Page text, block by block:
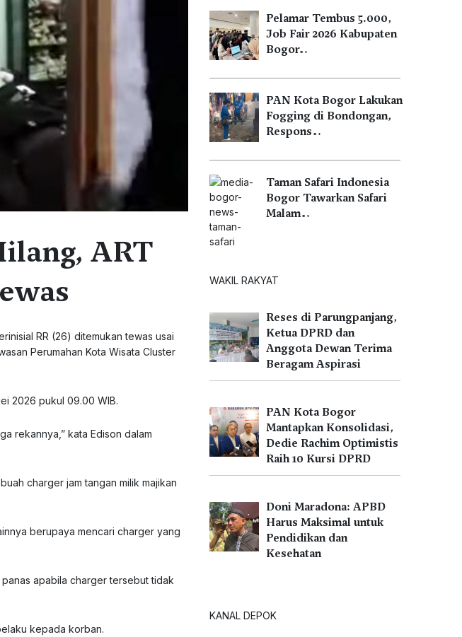
ART
RR (26) ditemukan tewas usai
Perumahan Kota Wisata Cluster
2026 pukul 09.00 WIB.
rekannya,” kata Edison dalam
charger jam tangan milik majikan
berupaya mencari charger yang
apabila charger tersebut tidak
kepada korban.
Pelamar Tembus 5.000,
Job Fair 2026 Kabupaten
Bogor…
PAN Kota Bogor Lakukan
Fogging di Bondongan,
Respons…
Taman Safari Indonesia
Bogor Tawarkan Safari
Malam…
WAKIL RAKYAT
Reses di Parungpanjang,
Ketua DPRD dan
Anggota Dewan Terima
Beragam Aspirasi
PAN Kota Bogor
Mantapkan Konsolidasi,
Dedie Rachim Optimistis
Raih 10 Kursi DPRD
Doni Maradona: APBD
Harus Maksimal untuk
Pendidikan dan
Kesehatan
KANAL DEPOK